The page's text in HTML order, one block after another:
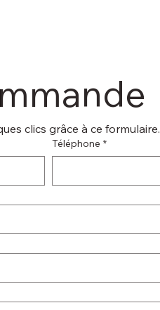
clics grâce à ce formulaire.
Téléphone *